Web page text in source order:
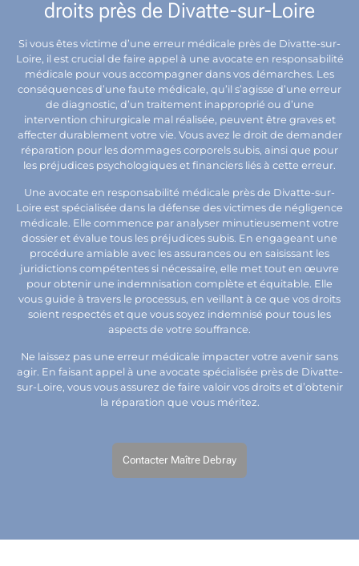
droits près de Divatte-sur-Loire
Si vous êtes victime d’une erreur médicale près de Divatte-sur-
Loire, il est crucial de faire appel à une avocate en responsabilité
médicale pour vous accompagner dans vos démarches. Les
conséquences d’une faute médicale, qu’il s’agisse d’une erreur
de diagnostic, d’un traitement inapproprié ou d’une
intervention chirurgicale mal réalisée, peuvent être graves et
affecter durablement votre vie. Vous avez le droit de demander
réparation pour les dommages corporels subis, ainsi que pour
les préjudices psychologiques et financiers liés à cette erreur.
Une avocate en responsabilité médicale près de Divatte-sur-
Loire est spécialisée dans la défense des victimes de négligence
médicale. Elle commence par analyser minutieusement votre
dossier et évalue tous les préjudices subis. En engageant une
procédure amiable avec les assurances ou en saisissant les
juridictions compétentes si nécessaire, elle met tout en œuvre
pour obtenir une indemnisation complète et équitable. Elle
vous guide à travers le processus, en veillant à ce que vos droits
soient respectés et que vous soyez indemnisé pour tous les
aspects de votre souffrance.
Ne laissez pas une erreur médicale impacter votre avenir sans
agir. En faisant appel à une avocate spécialisée près de Divatte-
sur-Loire, vous vous assurez de faire valoir vos droits et d’obtenir
la réparation que vous méritez.
Contacter Maître Debray